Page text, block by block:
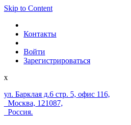
Skip to Content
Контакты
Войти
Зарегистрироваться
x
ул. Барклая д.6 стр. 5, офис 116,
Москва, 121087,
Россия.